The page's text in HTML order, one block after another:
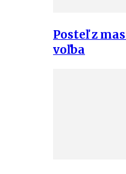
Posteľ z
voľba